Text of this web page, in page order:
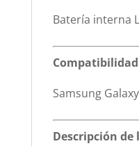
Batería interna
Compatibilidad
Samsung
Descripción de